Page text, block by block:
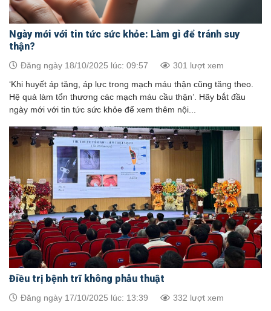
Ngày mới với tin tức sức khỏe: Làm gì để tránh suy
thận?
Đăng ngày 18/10/2025 lúc: 09:57 301 lượt xem
‘Khi huyết áp tăng, áp lực trong mạch máu thận cũng tăng theo.
Hệ quả làm tổn thương các mạch máu cầu thận’. Hãy bắt đầu
ngày mới với tin tức sức khỏe để xem thêm nội...
Điều trị bệnh trĩ không phẫu thuật
Đăng ngày 17/10/2025 lúc: 13:39 332 lượt xem